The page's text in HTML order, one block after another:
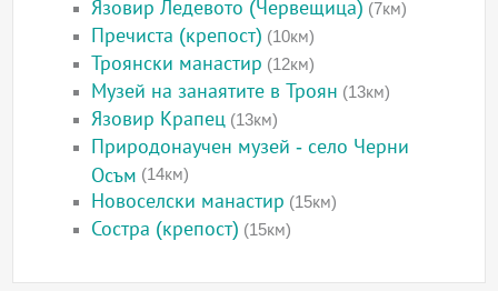
Язовир Ледевото (Червещица) (7км)
Пречиста (крепост) (10км)
Троянски манастир (12км)
Музей на занаятите в Троян (13км)
Язовир Крапец (13км)
Природонаучен музей - село Черни
Осъм (14км)
Новоселски манастир (15км)
Состра (крепост) (15км)